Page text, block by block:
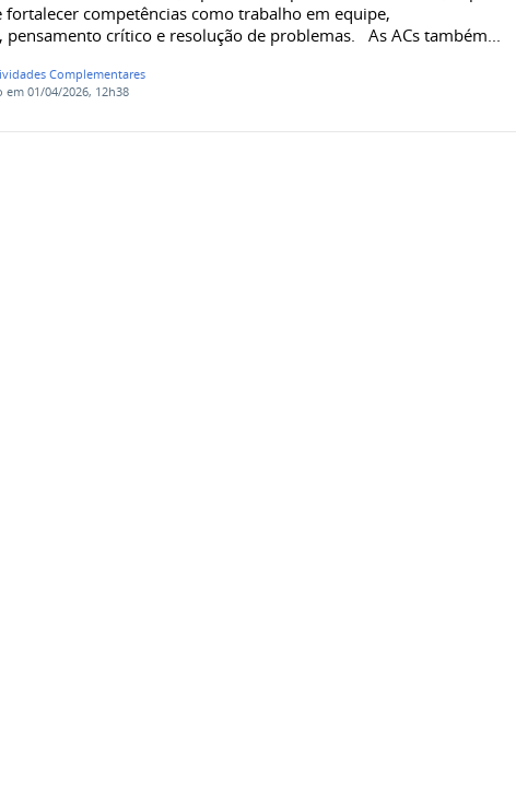
fortalecer competências como trabalho em equipe,
pensamento crítico e resolução de problemas. As ACs também...
Complementares
em 01/04/2026, 12h38